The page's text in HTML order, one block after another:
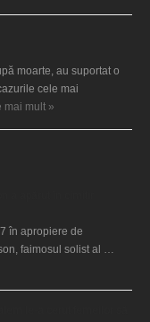
moarte, au suportat o
cele mai
mai mult »
în apropiere de
faimosul solist al …